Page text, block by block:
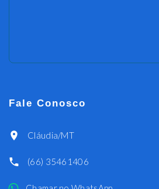
Fale Conosco
Cláudia/MT
(66) 35461406